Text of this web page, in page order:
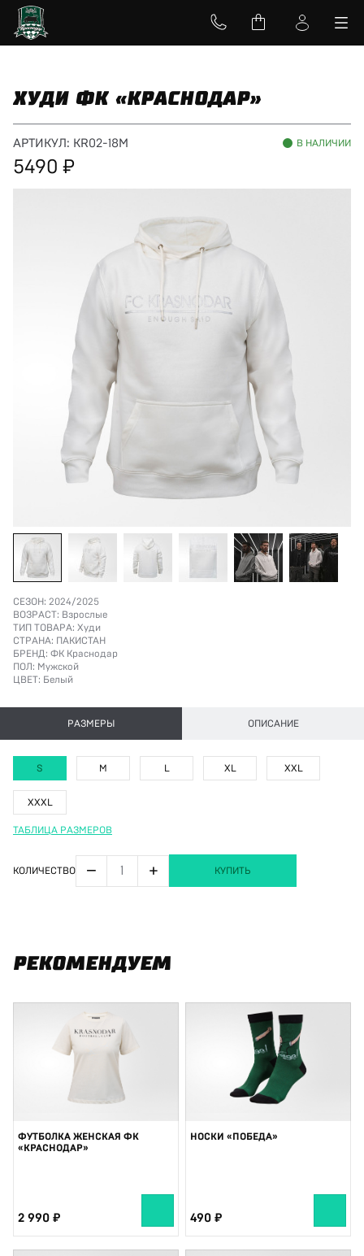
ХУДИ ФК «КРАСНОДАР»
АРТИКУЛ: KR02-18M В НАЛИЧИИ
5490
СЕЗОН: 2024/2025
ВОЗРАСТ: Взрослые
ТИП ТОВАРА: Худи
СТРАНА: ПАКИСТАН
БРЕНД: ФК Краснодар
ПОЛ: Мужской
ЦВЕТ: Белый
РАЗМЕРЫ ОПИСАНИЕ
S M L XL XXL
XXXL
ТАБЛИЦА РАЗМЕРОВ
КОЛИЧЕСТВО − + КУПИТЬ
РЕКОМЕНДУЕМ
ФУТБОЛКА ЖЕНСКАЯ ФК
«КРАСНОДАР»
2 990
НОСКИ «ПОБЕДА»
490